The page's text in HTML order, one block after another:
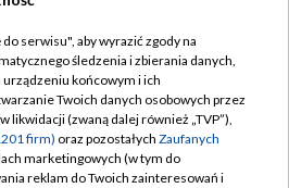
TVP
TVP
prywatności
Moje zgody
serwisu", aby wyrazić zgody na
śledzenia i zbierania danych,
końcowym i ich
Twoich danych osobowych przez
likwidacji (zwaną dalej również „TVP”),
firm) oraz pozostałych Zaufanych
marketingowych (w tym do
reklam do Twoich zainteresowań i